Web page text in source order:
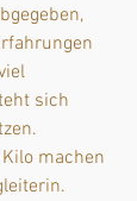
sich
machen